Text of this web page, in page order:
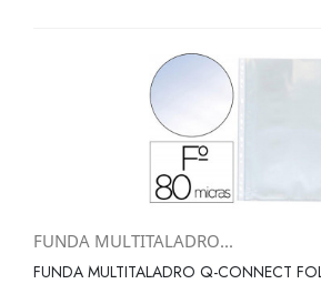
FUNDA MULTITALADRO...
FUNDA MULTITALADRO Q-CONNECT